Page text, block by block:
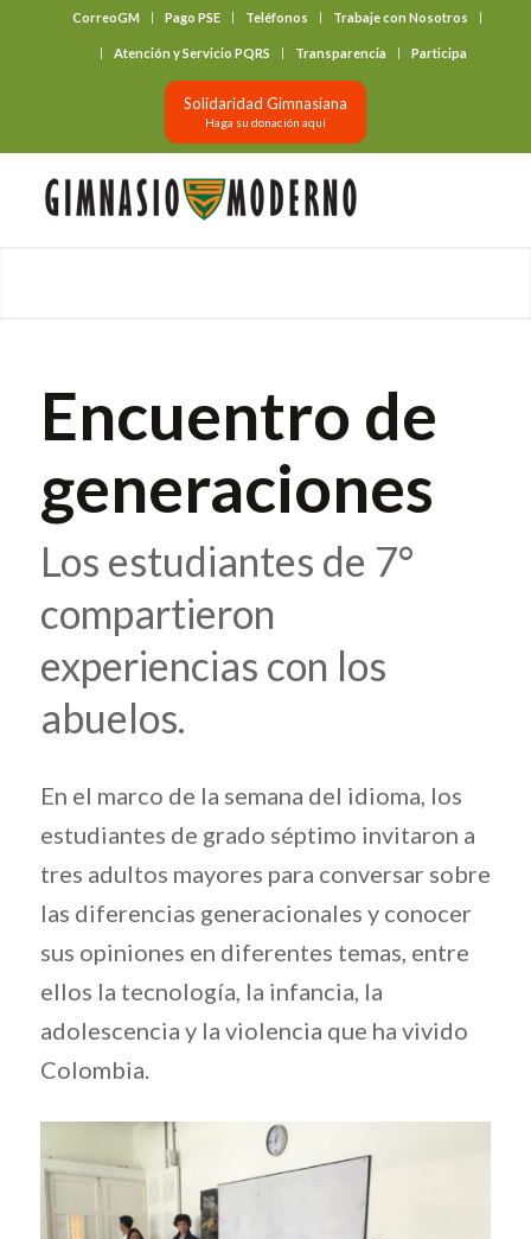
CorreoGM Pago PSE Teléfonos Trabaje con Nosotros
Atención y Servicio PQRS Transparencia Participa
Solidaridad Gimnasiana
Haga su donación aquí
Encuentro de
generaciones
Los estudiantes de 7°
compartieron
experiencias con los
abuelos.
En el marco de la semana del idioma, los
estudiantes de grado séptimo invitaron a
tres adultos mayores para conversar sobre
las diferencias generacionales y conocer
sus opiniones en diferentes temas, entre
ellos la tecnología, la infancia, la
adolescencia y la violencia que ha vivido
Colombia.